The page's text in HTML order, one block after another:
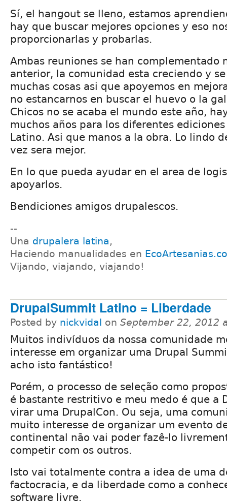
Sí, el hangout se lleno, estamos
hay que buscar mejores opciones y eso
proporcionarlas y probarlas.
Ambas reuniones se han complementado
anterior, la comunidad esta creciendo y
muchas cosas asi que apoyemos en
no estancarnos en buscar el huevo o la
Chicos no se acaba el mundo este año,
muchos años para los diferentes
Latino. Asi que manos a la obra. Lo lindo
vez sera mejor.
En lo que pueda ayudar en el area de
apoyarlos.
Bendiciones amigos drupalescos.
--
Una drupalera latina,
Haciendo manualidades en
Vijando, viajando, viajando!
DrupalSummit Latino = Liberdade
Posted by nickvidal on September 22, 2012
Muitos indivíduos da nossa comunidade
interesse em organizar uma Drupal
acho isto fantástico!
Porém, o processo de seleção como
é bastante restritivo e meu medo é que a
virar uma DrupalCon. Ou seja, uma
muito interesse de organizar um evento
continental não vai poder fazê-lo
competir com os outros.
Isto vai totalmente contra a idea de uma
factocracia, e da liberdade como a
software livre.